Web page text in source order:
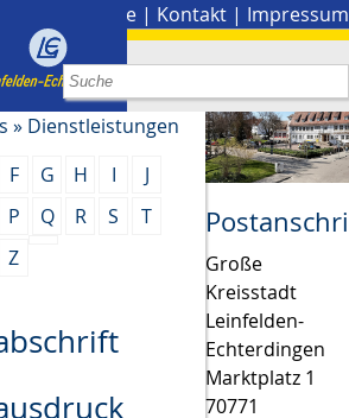
Presse | Kontakt | Impressum
» Dienstleistungen
F G H I
J
P Q R S
T
Z
Große
Kreisstadt
Leinfelden-
Echterdingen
Marktplatz 1
70771